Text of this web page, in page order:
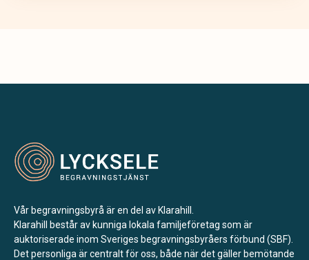
Vår begravningsbyrå är en del av Klarahill.
Klarahill består av kunniga lokala familjeföretag som är
auktoriserade inom Sveriges begravningsbyråers förbund (SBF).
Det personliga är centralt för oss, både när det gäller bemötande